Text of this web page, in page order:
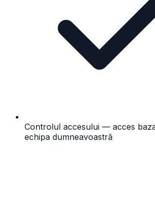
Controlul accesului — acces
echipa dumneavoastră